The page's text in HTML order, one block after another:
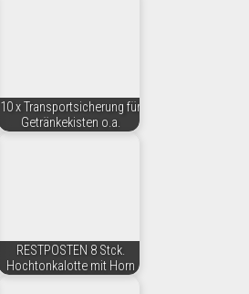
10 x Transportsicherung für
Getränkekisten o.a.
RESTPOSTEN 8 Stck.
Hochtonkalotte mit Horn